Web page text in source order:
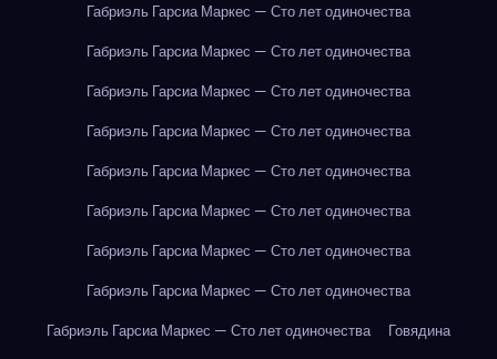
Габриэль Гарсиа Маркес — Сто лет одиночества
Габриэль Гарсиа Маркес — Сто лет одиночества
Габриэль Гарсиа Маркес — Сто лет одиночества
Габриэль Гарсиа Маркес — Сто лет одиночества
Габриэль Гарсиа Маркес — Сто лет одиночества
Габриэль Гарсиа Маркес — Сто лет одиночества
Габриэль Гарсиа Маркес — Сто лет одиночества
Габриэль Гарсиа Маркес — Сто лет одиночества
Габриэль Гарсиа Маркес — Сто лет одиночества
Говядина